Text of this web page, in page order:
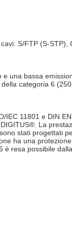
S/FTP (S-
una bassa
categoria 6
11801 e DIN
La
stati progettati
ha una
resa possibile